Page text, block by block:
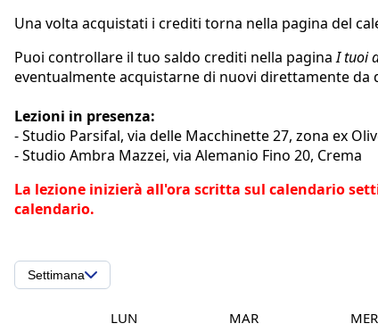
Una volta acquistati i crediti torna nella pagina del
Puoi controllare il tuo saldo crediti nella paginaI tuoi
eventualmente acquistarne di nuovi direttamente da
Lezioni in presenza:
- Studio Parsifal, via delle Macchinette 27, zona ex
- Studio Ambra Mazzei, via Alemanio Fino 20, Crema
La lezione inizierà all'ora scritta sul calendario
calendario.
Settimana
LUN MAR MER